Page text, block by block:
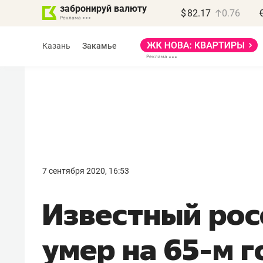
забронируй валюту $ 82.17 0.76
Казань Закамье
7 сентября 2020, 16:53
Известный
умер на 65-м
правил, бизнес может
потерять минимум
полгода»